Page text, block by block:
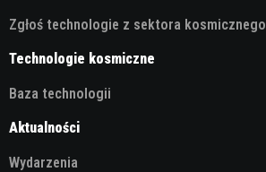
Zgłoś technologie z sektora kosmicznego
Technologie kosmiczne
Baza technologii
Aktualności
Wydarzenia